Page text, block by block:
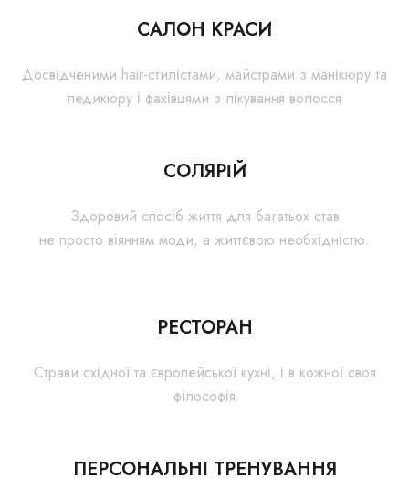
САЛОН КРАСИ
Досвідченими hair-стилістами, майстрами з манікюру та
педикюру і фахівцями з лікування волосся
СОЛЯРІЙ
Здоровий спосіб життя для багатьох став
не просто віянням моди, а життєвою необхідністю.
РЕСТОРАН
Страви східної та європейської кухні, і в кожної своя
філософія
ПЕРСОНАЛЬНІ ТРЕНУВАННЯ